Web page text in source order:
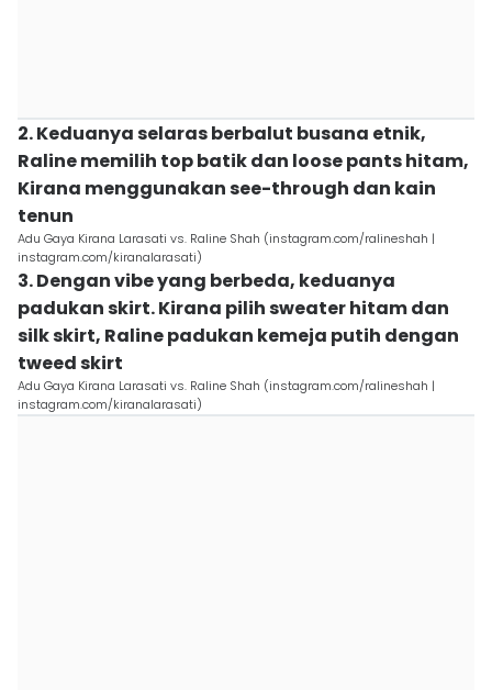
2. Keduanya selaras berbalut busana etnik,
Raline memilih top batik dan loose pants hitam,
Kirana menggunakan see-through dan kain
tenun
Adu Gaya Kirana Larasati vs. Raline Shah (instagram.com/ralineshah |
instagram.com/kiranalarasati)
3. Dengan vibe yang berbeda, keduanya
padukan skirt. Kirana pilih sweater hitam dan
silk skirt, Raline padukan kemeja putih dengan
tweed skirt
Adu Gaya Kirana Larasati vs. Raline Shah (instagram.com/ralineshah |
instagram.com/kiranalarasati)